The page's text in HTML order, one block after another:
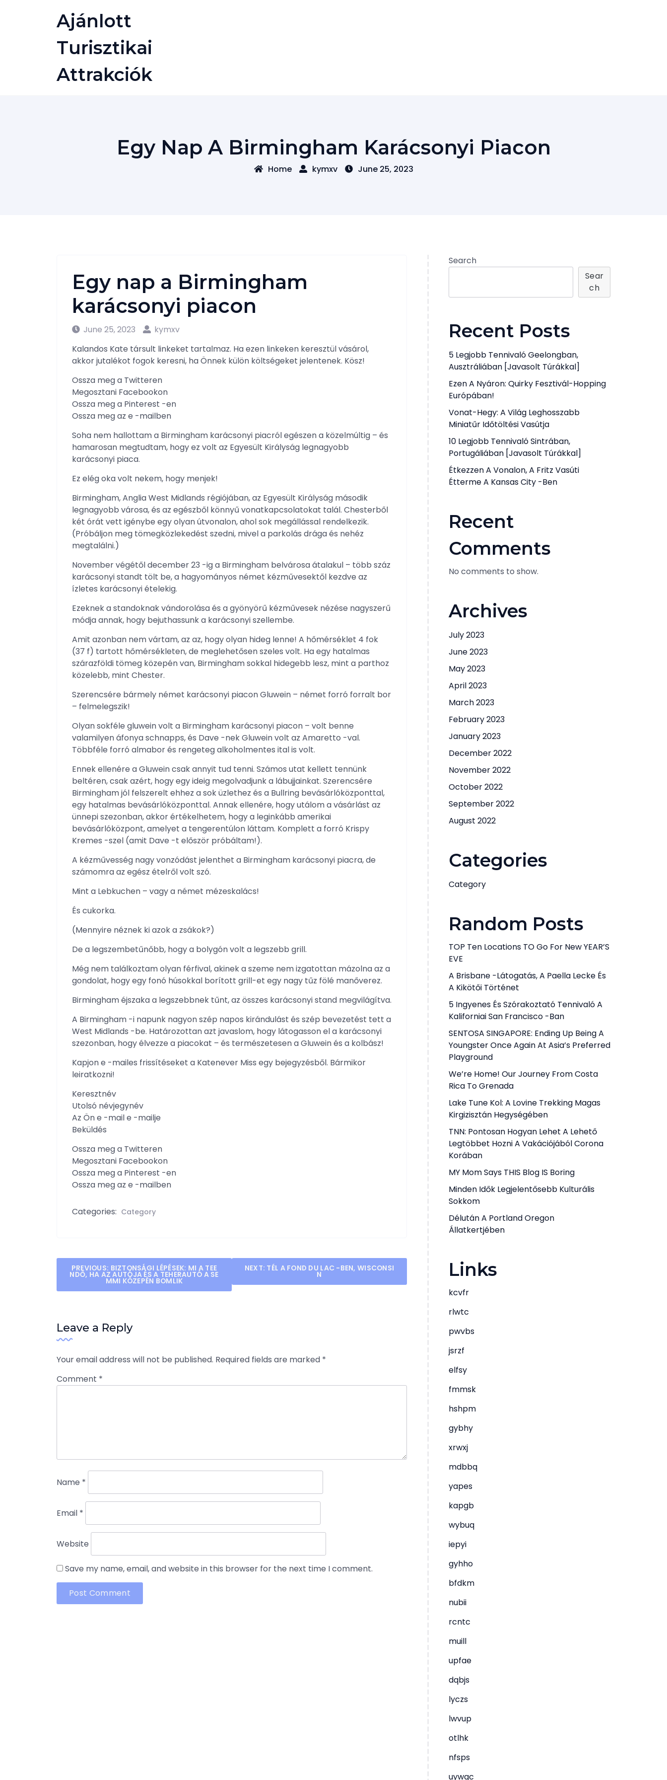
Ajánlott
Turisztikai
Attrakciók
Egy Nap A Birmingham Karácsonyi Piacon
Home kymxv June 25, 2023
Egy nap a Birmingham
karácsonyi piacon
June 25, 2023
kymxv
Kalandos Kate társult linkeket tartalmaz. Ha ezen linkeken keresztül vásárol,
akkor jutalékot fogok keresni, ha Önnek külön költségeket jelentenek. Kösz!
Ossza meg a Twitteren
Megosztani Facebookon
Ossza meg a Pinterest -en
Ossza meg az e -mailben
Soha nem hallottam a Birmingham karácsonyi piacról egészen a közelmúltig – és
hamarosan megtudtam, hogy ez volt az Egyesült Királyság legnagyobb
karácsonyi piaca.
Ez elég oka volt nekem, hogy menjek!
Birmingham, Anglia West Midlands régiójában, az Egyesült Királyság második
legnagyobb városa, és az egészből könnyű vonatkapcsolatokat talál. Chesterből
két órát vett igénybe egy olyan útvonalon, ahol sok megállással rendelkezik.
(Próbáljon meg tömegközlekedést szedni, mivel a parkolás drága és nehéz
megtalálni.)
November végétől december 23 -ig a Birmingham belvárosa átalakul – több száz
karácsonyi standt tölt be, a hagyományos német kézművesektől kezdve az
ízletes karácsonyi ételekig.
Ezeknek a standoknak vándorolása és a gyönyörű kézművesek nézése nagyszerű
módja annak, hogy bejuthassunk a karácsonyi szellembe.
Amit azonban nem vártam, az az, hogy olyan hideg lenne! A hőmérséklet 4 fok
(37 f) tartott hőmérsékleten, de meglehetősen szeles volt. Ha egy hatalmas
szárazföldi tömeg közepén van, Birmingham sokkal hidegebb lesz, mint a parthoz
közelebb, mint Chester.
Szerencsére bármely német karácsonyi piacon Gluwein – német forró forralt bor
– felmelegszik!
Olyan sokféle gluwein volt a Birmingham karácsonyi piacon – volt benne
valamilyen áfonya schnapps, és Dave -nek Gluwein volt az Amaretto -val.
Többféle forró almabor és rengeteg alkoholmentes ital is volt.
Ennek ellenére a Gluwein csak annyit tud tenni. Számos utat kellett tennünk
beltéren, csak azért, hogy egy ideig megolvadjunk a lábujjainkat. Szerencsére
Birmingham jól felszerelt ehhez a sok üzlethez és a Bullring bevásárlóközponttal,
egy hatalmas bevásárlóközponttal. Annak ellenére, hogy utálom a vásárlást az
ünnepi szezonban, akkor értékelhetem, hogy a leginkább amerikai
bevásárlóközpont, amelyet a tengerentúlon láttam. Komplett a forró Krispy
Kremes -szel (amit Dave -t először próbáltam!).
A kézművesség nagy vonzódást jelenthet a Birmingham karácsonyi piacra, de
számomra az egész ételről volt szó.
Mint a Lebkuchen – vagy a német mézeskalács!
És cukorka.
(Mennyire néznek ki azok a zsákok?)
De a legszembetűnőbb, hogy a bolygón volt a legszebb grill.
Még nem találkoztam olyan férfival, akinek a szeme nem izgatottan mázolna az a
gondolat, hogy egy fonó húsokkal borított grill-et egy nagy tűz fölé manőverez.
Birmingham éjszaka a legszebbnek tűnt, az összes karácsonyi stand megvilágítva.
A Birmingham -i napunk nagyon szép napos kirándulást és szép bevezetést tett a
West Midlands -be. Határozottan azt javaslom, hogy látogasson el a karácsonyi
szezonban, hogy élvezze a piacokat – és természetesen a Gluwein és a kolbász!
Kapjon e -mailes frissítéseket a Katenever Miss egy bejegyzésből. Bármikor
leiratkozni!
Keresztnév
Utolsó névjegynév
Az Ön e -mail e -mailje
Beküldés
Ossza meg a Twitteren
Megosztani Facebookon
Ossza meg a Pinterest -en
Ossza meg az e -mailben
Categories: Category
Post
navigation
PREVIOUS: BIZTONSÁGI LÉPÉSEK: MI A TEE
NDŐ, HA AZ AUTÓJA ÉS A TEHERAUTÓ A SE
MMI KÖZEPÉN BOMLIK
NEXT: TÉL A FOND DU LAC -BEN, WISCONSI
N
Leave a Reply
Your email address will not be published. Required fields are marked *
Comment *
Name *
Email *
Website
Save my name, email, and website in this browser for the next time I comment.
Search
Sear
Ch
Recent Posts
5 Legjobb Tennivaló Geelongban,
Ausztráliában [javasolt Túrákkal]
Ezen A Nyáron: Quirky Fesztivál-Hopping
Európában!
Vonat-Hegy: A Világ Leghosszabb
Miniatűr Időtöltési Vasútja
10 Legjobb Tennivaló Sintrában,
Portugáliában [javasolt Túrákkal]
Étkezzen A Vonalon, A Fritz Vasúti
Étterme A Kansas City -ben
Recent
Comments
No comments to show.
Archives
July 2023
June 2023
May 2023
April 2023
March 2023
February 2023
January 2023
December 2022
November 2022
October 2022
September 2022
August 2022
Categories
Category
Random Posts
TOP Ten Locations TO Go For New YEAR’S
EVE
A Brisbane -látogatás, A Paella Lecke És
A Kikötői Történet
5 Ingyenes És Szórakoztató Tennivaló A
Kaliforniai San Francisco -ban
SENTOSA SINGAPORE: Ending Up Being A
Youngster Once Again At Asia’s Preferred
Playground
We’re Home! Our Journey From Costa
Rica To Grenada
Lake Tune Kol: A Lovine Trekking Magas
Kirgizisztán Hegységében
TNN: Pontosan Hogyan Lehet A Lehető
Legtöbbet Hozni A Vakációjából Corona
Korában
MY Mom Says THIS Blog IS Boring
Minden Idők Legjelentősebb Kulturális
Sokkom
Délután A Portland Oregon
Állatkertjében
Links
kcvfr
rlwtc
pwvbs
jsrzf
elfsy
fmmsk
hshpm
gybhy
xrwxj
mdbbq
yapes
kapgb
wybuq
iepyi
gyhho
bfdkm
nubii
rcntc
muill
upfae
dqbjs
lyczs
lwvup
otlhk
nfsps
uywqc